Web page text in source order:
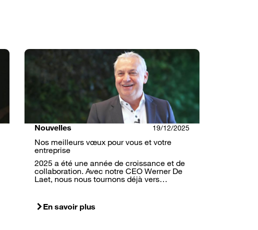
Nouvelles 19/12/2025
Nos meilleurs vœux pour vous et votre
entreprise
2025 a été une année de croissance et de
collaboration. Avec notre CEO Werner De
Laet, nous nous tournons déjà vers…
En savoir plus